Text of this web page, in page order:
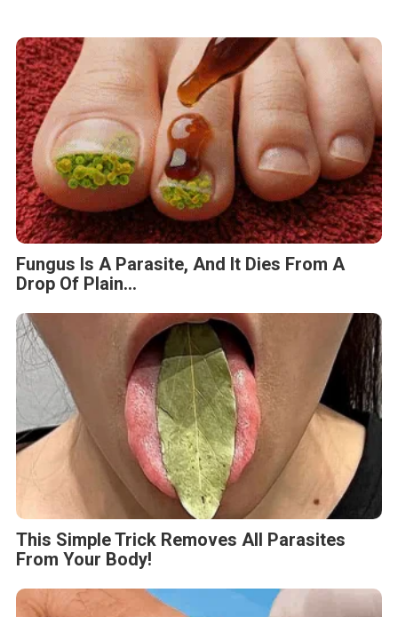
Fungus Is A Parasite, And It Dies From A
Drop Of Plain...
This Simple Trick Removes All Parasites
From Your Body!